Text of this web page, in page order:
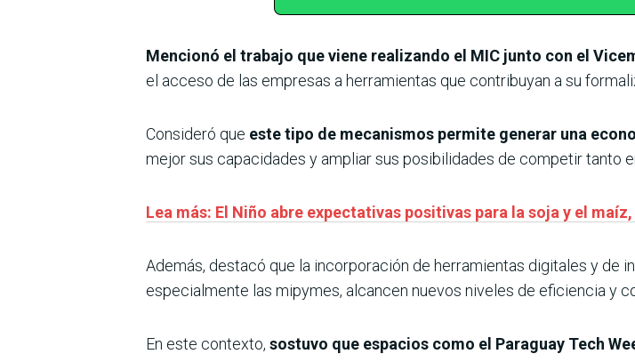
Mencionó el trabajo que viene realizando el MIC junto con el
el acceso de las empresas a herramientas que contribuyan a su
Consideró que este tipo de mecanismos permite generar una
mejor sus capacidades y ampliar sus posibilidades de competir tanto
Lea más: El Niño abre expectativas positivas para la soja y el
Además, destacó que la incorporación de herramientas digitales y de
especialmente las mipymes, alcancen nuevos niveles de eficiencia y
En este contexto, sostuvo que espacios como el Paraguay Tech